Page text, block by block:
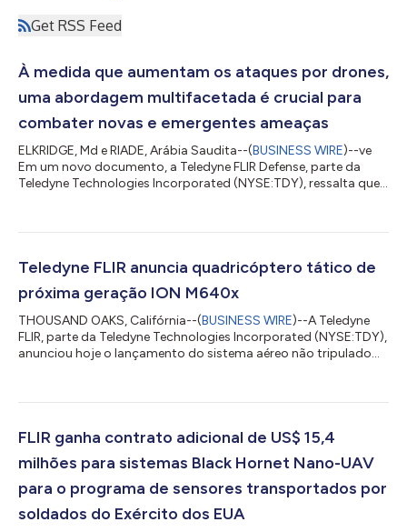
Get RSS Feed
À medida que aumentam os ataques por drones,
uma abordagem multifacetada é crucial para
combater novas e emergentes ameaças
ELKRIDGE, Md e RIADE, Arábia Saudita--(BUSINESS WIRE)--ve
Em um novo documento, a Teledyne FLIR Defense, parte da
Teledyne Technologies Incorporated (NYSE:TDY), ressalta que
imperativos, é necessária para abordar a ameaça à vida e à
Aéreos não Tripulados (Unmanned Aerial Systems, sUAS). Em
janeiro, atores não estatais do Iêmen ut...
Teledyne FLIR anuncia quadricóptero tático de
próxima geração ION M640x
THOUSAND OAKS, Califórnia--(BUSINESS WIRE)--A Teledyne
FLIR, parte da Teledyne Technologies Incorporated (NYSE:TDY),
anunciou hoje o lançamento do sistema aéreo não tripulado
baseado nos recursos do ION M440 (um Blue sUAS) e
recursos para suas missões exclusivas. “Nossa experiência em
engenharia comprovada e baseada nos Estados U...
FLIR ganha contrato adicional de US$ 15,4
milhões para sistemas Black Hornet Nano-UAV
para o programa de sensores transportados por
soldados do Exército dos EUA